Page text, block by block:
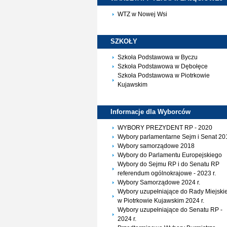
WTZ w Nowej Wsi
SZKOŁY
Szkoła Podstawowa w Byczu
Szkoła Podstawowa w Dębołęce
Szkoła Podstawowa w Piotrkowie
Kujawskim
Informacje dla Wyborców
WYBORY PREZYDENT RP - 2020
Wybory parlamentarne Sejm i Senat
Wybory samorządowe 2018
Wybory do Parlamentu Europejskiego
Wybory do Sejmu RP i do Senatu RP
referendum ogólnokrajowe - 2023 r.
Wybory Samorządowe 2024 r.
Wybory uzupełniające do Rady
w Piotrkowie Kujawskim 2024 r.
Wybory uzupełniające do Senatu RP -
2024 r.